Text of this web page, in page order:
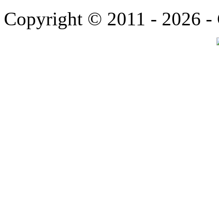
Copyright © 2011 - 2026 -